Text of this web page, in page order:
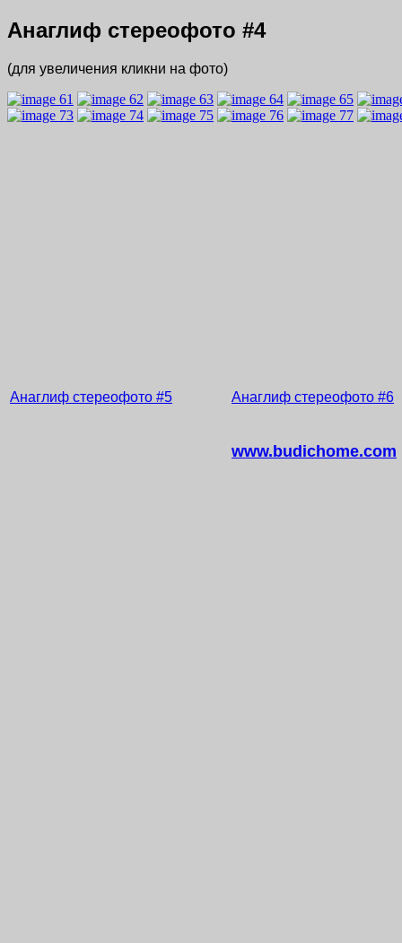
Анаглиф стереофото #4
(для увеличения кликни на фото)
Анаглиф стереофото #5 Анаглиф стереофото #6
www.budichome.com